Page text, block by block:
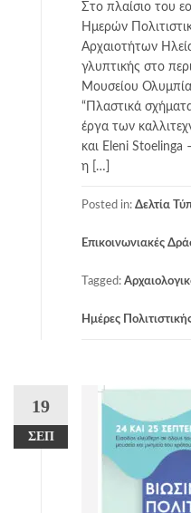
Στο πλαίσιο του
Ημερών
Αρχαιοτήτων
γλυπτικής στο
Μουσείου
“Πλαστικά
έργα των
και Eleni Stoelinga
η […]
Posted in: Δελτία
Επικοινωνιακές
Tagged:
Ημέρες
19
ΣΕΠ